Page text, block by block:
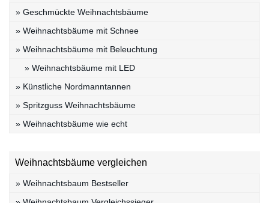
» Geschmückte Weihnachtsbäume
» Weihnachtsbäume mit Schnee
» Weihnachtsbäume mit Beleuchtung
» Weihnachtsbäume mit LED
» Künstliche Nordmanntannen
» Spritzguss Weihnachtsbäume
» Weihnachtsbäume wie echt
Weihnachtsbäume vergleichen
» Weihnachtsbaum Bestseller